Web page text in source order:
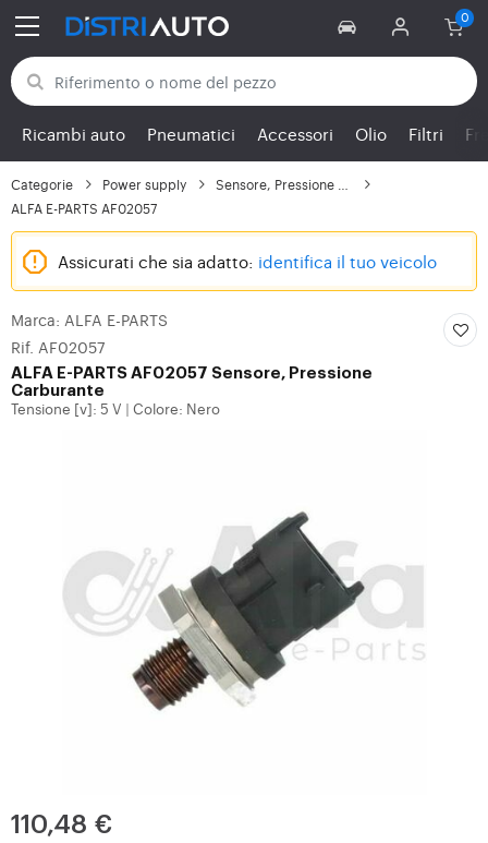
Torna alle categorie
Ricambi auto Pneumatici Accessori Olio Filtri
Categorie Power supply
ALFA E-PARTS AF02057
Assicurati che sia adatto: identifica il tuo veicolo
Marca: ALFA E-PARTS
Rif. AF02057
ALFA E-PARTS AF02057 Sensore, Pressione
Carburante
Tensione [v]: 5 V Colore: Nero
110,48 €